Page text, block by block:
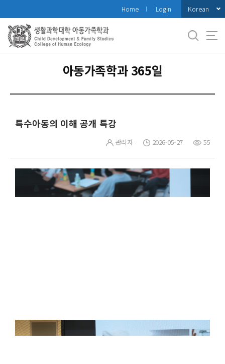
로
메
Home Login Korean
아동가족학과 365일
특수아동의 이해 공개 특강
관리자 2026-05-27 55